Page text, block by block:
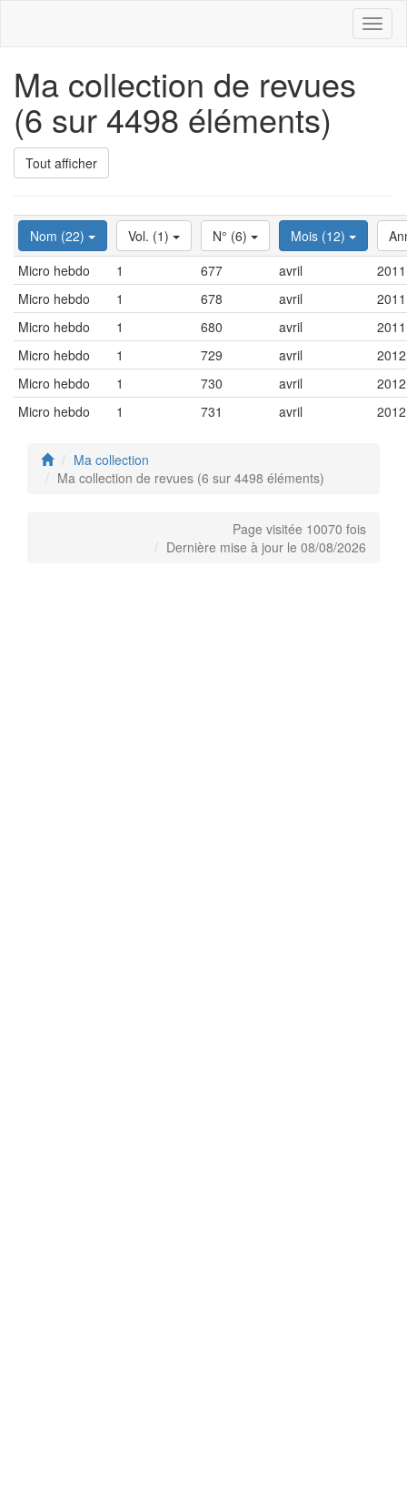
Ma collection de revues
(6 sur 4498 éléments)
Tout afficher
Nom (22) Vol. (1) N° (6) Mois (12)
Micro hebdo
1 677 avril
2011
Micro hebdo
1 678 avril
2011
Micro hebdo
1 680 avril
2011
Micro hebdo
1 729 avril
2012
Micro hebdo
1 730 avril
2012
Micro hebdo
1 731 avril 2012
Ma collection
Ma collection de revues (6 sur 4498 éléments)
Page visitée 10070 fois
Dernière mise à jour le 08/08/2026